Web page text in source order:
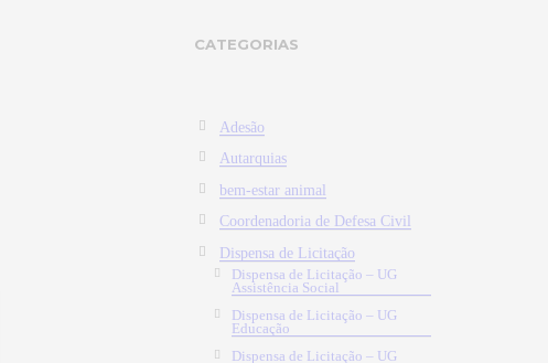
CATEGORIAS
Adesão
Autarquias
bem-estar animal
Coordenadoria de Defesa Civil
Dispensa de Licitação
Dispensa de Licitação – UG
Assistência Social
Dispensa de Licitação – UG
Educação
Dispensa de Licitação – UG